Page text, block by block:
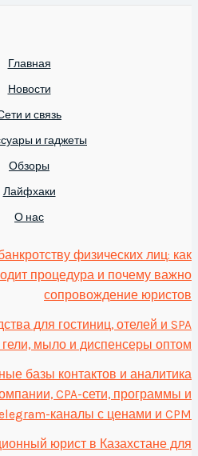
Главная
Новости
и связь
и гаджеты
Обзоры
Лайфхаки
О нас
физических лиц: как
процедура и почему важно
сопровождение юристов
для гостиниц, отелей и SPA
мыло и диспенсеры оптом
базы контактов и аналитика
CPA-сети, программы и
каналы с ценами и CPM
юрист в Казахстане для